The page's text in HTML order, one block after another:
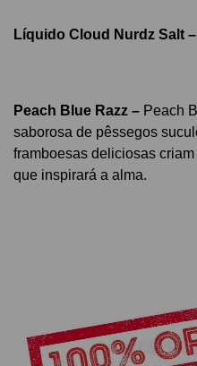
Líquido Cloud Nurdz Salt
Peach Blue Razz – Peach
saborosa de pêssegos
framboesas deliciosas
que inspirará a alma.